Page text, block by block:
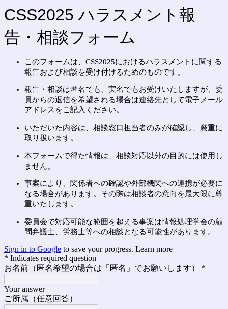
CSS2025 ハラスメント報
告・相談フォーム
このフォームは、CSS2025におけるハラスメントに関する
報告および相談を受け付けるためのものです。
報告・相談は匿名でも、実名でもお受けいたしますが、委
員からの返信を希望される場合は連絡先として電子メール
アドレスをご記入ください。
いただいた内容は、相談窓口担当者のみが確認し、厳重に
取り扱います。
本フォームで得た情報は、相談対応以外の目的には使用し
ません。
事案により、関係者への確認や外部機関への連携が必要に
なる場合があります。その際は相談者の意向を最大限に尊
重いたします。
委員会で対応可能な範囲を超える事案は情報処理学会の顧
問弁護士、労務士等への相談となる可能性があります。
Sign in to Google to save your progress. Learn more
* Indicates required question
お名前（匿名希望の場合は「匿名」でお願いします）
*
Your answer
ご所属（任意回答）